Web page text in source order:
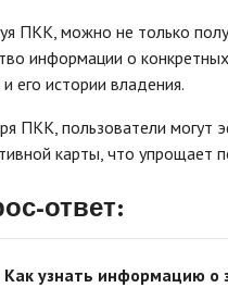
ПКК, можно не только
информации о
его истории владения.
ПКК, пользователи
карты, что упрощает
ответ:
Как узнать информацию о